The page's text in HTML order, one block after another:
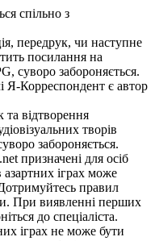
спільно з
передрук, чи наступне
посилання на
суворо забороняється.
Я-Корреспондент є автор
та відтворення
творів
забороняється.
призначені для осіб
іграх може
правил
При виявленні перших
до спеціаліста.
іграх не може бути